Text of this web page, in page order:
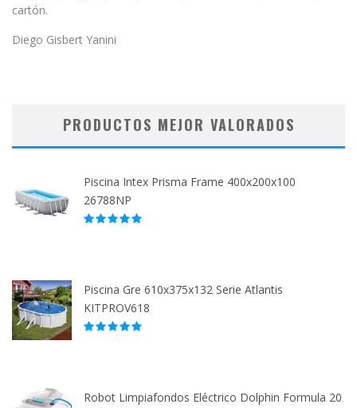
cartón.
Diego Gisbert Yanini
PRODUCTOS MEJOR VALORADOS
Piscina Intex Prisma Frame 400x200x100
26788NP
Piscina Gre 610x375x132 Serie Atlantis
KITPROV618
Robot Limpiafondos Eléctrico Dolphin Formula 20